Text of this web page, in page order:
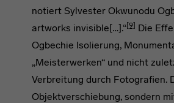
notiert Sylvester Okwunodu
artworks invisible[…].“[9] Die
Ogbechie Isolierung,
„Meisterwerken“ und nicht
Verbreitung durch Fotografien.
Objektverschiebung, sondern